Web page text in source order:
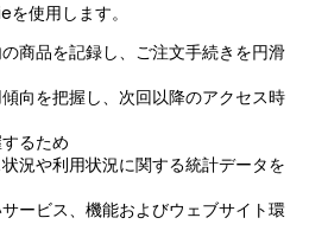
使用します。
商品を記録し、ご注文手続きを円滑
向を把握し、次回以降のアクセス時
るため
況や利用状況に関する統計データを
ービス、機能およびウェブサイト環